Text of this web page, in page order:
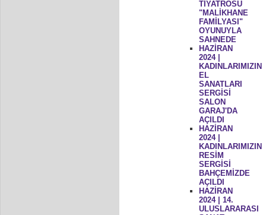
TİYATROSU
"MALİKHANE
FAMİLYASI"
OYUNUYLA
SAHNEDE
HAZİRAN
2024 |
KADINLARIMIZIN
EL
SANATLARI
SERGİSİ
SALON
GARAJ'DA
AÇILDI
HAZİRAN
2024 |
KADINLARIMIZIN
RESİM
SERGİSİ
BAHÇEMİZDE
AÇILDI
HAZİRAN
2024 | 14.
ULUSLARARASI